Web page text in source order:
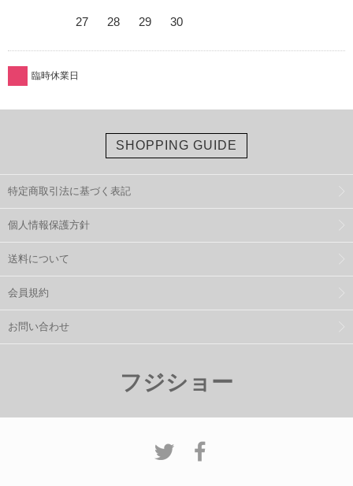
27 28 29 30
臨時休業日
SHOPPING GUIDE
特定商取引法に基づく表記
個人情報保護方針
送料について
会員規約
お問い合わせ
フジショー